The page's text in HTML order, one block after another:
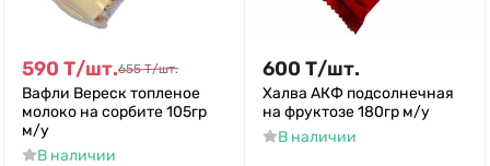
590 Т/шт.655 Т/шт.
Вафли Вереск топленое
молоко на сорбите 105гр
м/у
В наличии
600 Т/шт.
Халва АКФ подсолнечная
на фруктозе 180гр м/у
В наличии